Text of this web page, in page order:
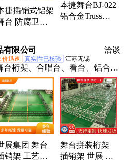
truss架、演出设备
捷插销式铝架
台 防腐卫士
用
本捷舞台BJ-022
铝合金Truss架
有限公司 洽谈
价迅速 真实性已核验 江苏无锡
台桁架、合唱台、看台、铝合金
展集团 舞台
销架 工艺手
舞台拼装桁架
插销架 世展 执